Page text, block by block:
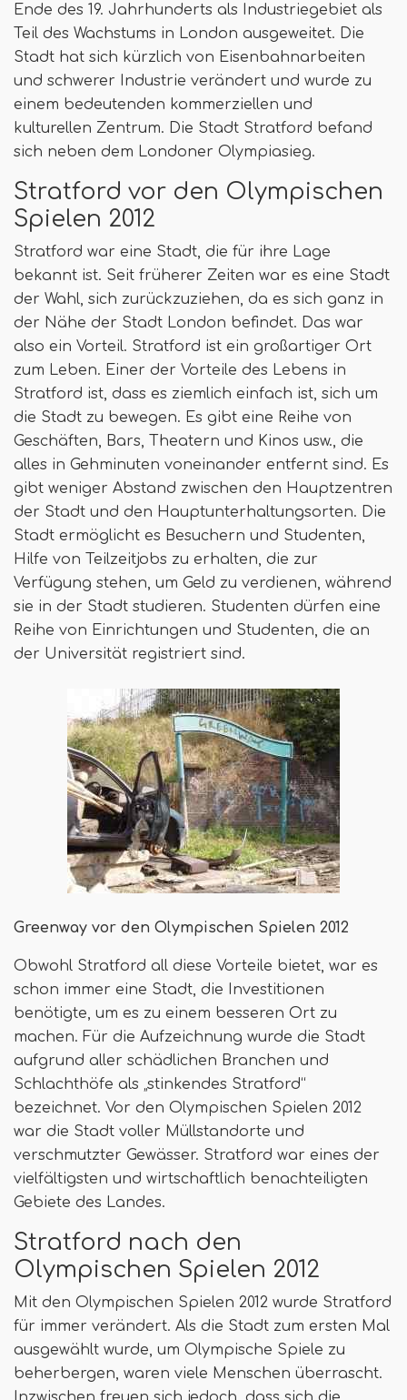
Ende des 19. Jahrhunderts als Industriegebiet als
Teil des Wachstums in London ausgeweitet. Die
Stadt hat sich kürzlich von Eisenbahnarbeiten
und schwerer Industrie verändert und wurde zu
einem bedeutenden kommerziellen und
kulturellen Zentrum. Die Stadt Stratford befand
sich neben dem Londoner Olympiasieg.
Stratford vor den Olympischen
Spielen 2012
Stratford war eine Stadt, die für ihre Lage
bekannt ist. Seit früherer Zeiten war es eine Stadt
der Wahl, sich zurückzuziehen, da es sich ganz in
der Nähe der Stadt London befindet. Das war
also ein Vorteil. Stratford ist ein großartiger Ort
zum Leben. Einer der Vorteile des Lebens in
Stratford ist, dass es ziemlich einfach ist, sich um
die Stadt zu bewegen. Es gibt eine Reihe von
Geschäften, Bars, Theatern und Kinos usw., die
alles in Gehminuten voneinander entfernt sind. Es
gibt weniger Abstand zwischen den Hauptzentren
der Stadt und den Hauptunterhaltungsorten. Die
Stadt ermöglicht es Besuchern und Studenten,
Hilfe von Teilzeitjobs zu erhalten, die zur
Verfügung stehen, um Geld zu verdienen, während
sie in der Stadt studieren. Studenten dürfen eine
Reihe von Einrichtungen und Studenten, die an
der Universität registriert sind.
Greenway vor den Olympischen Spielen 2012
Obwohl Stratford all diese Vorteile bietet, war es
schon immer eine Stadt, die Investitionen
benötigte, um es zu einem besseren Ort zu
machen. Für die Aufzeichnung wurde die Stadt
aufgrund aller schädlichen Branchen und
Schlachthöfe als „stinkendes Stratford“
bezeichnet. Vor den Olympischen Spielen 2012
war die Stadt voller Müllstandorte und
verschmutzter Gewässer. Stratford war eines der
vielfältigsten und wirtschaftlich benachteiligten
Gebiete des Landes.
Stratford nach den
Olympischen Spielen 2012
Mit den Olympischen Spielen 2012 wurde Stratford
für immer verändert. Als die Stadt zum ersten Mal
ausgewählt wurde, um Olympische Spiele zu
beherbergen, waren viele Menschen überrascht.